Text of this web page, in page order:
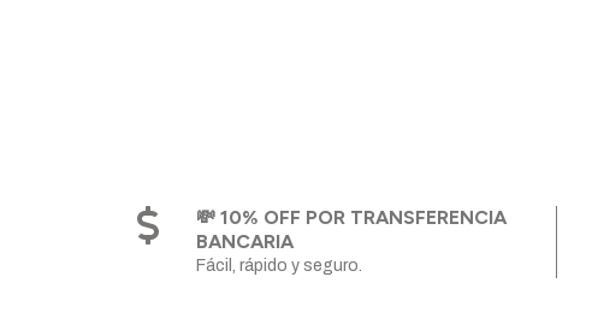
💸 10% OFF POR TRANSFERENCIA
BANCARIA
Fácil, rápido y seguro.